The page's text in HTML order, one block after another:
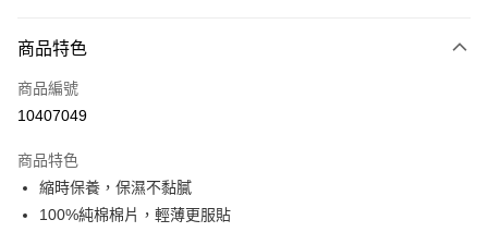
POYA支付
信用卡一次付款
LINE Pay
Apple Pay
商品特色
商品編號
10407049
商品特色
縮時保養，保濕不黏膩
100%純棉棉片，輕薄更服貼